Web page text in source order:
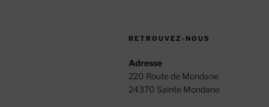
RETROUVEZ-NOUS
Adresse
220 Route de Mondane
24370 Sainte Mondane